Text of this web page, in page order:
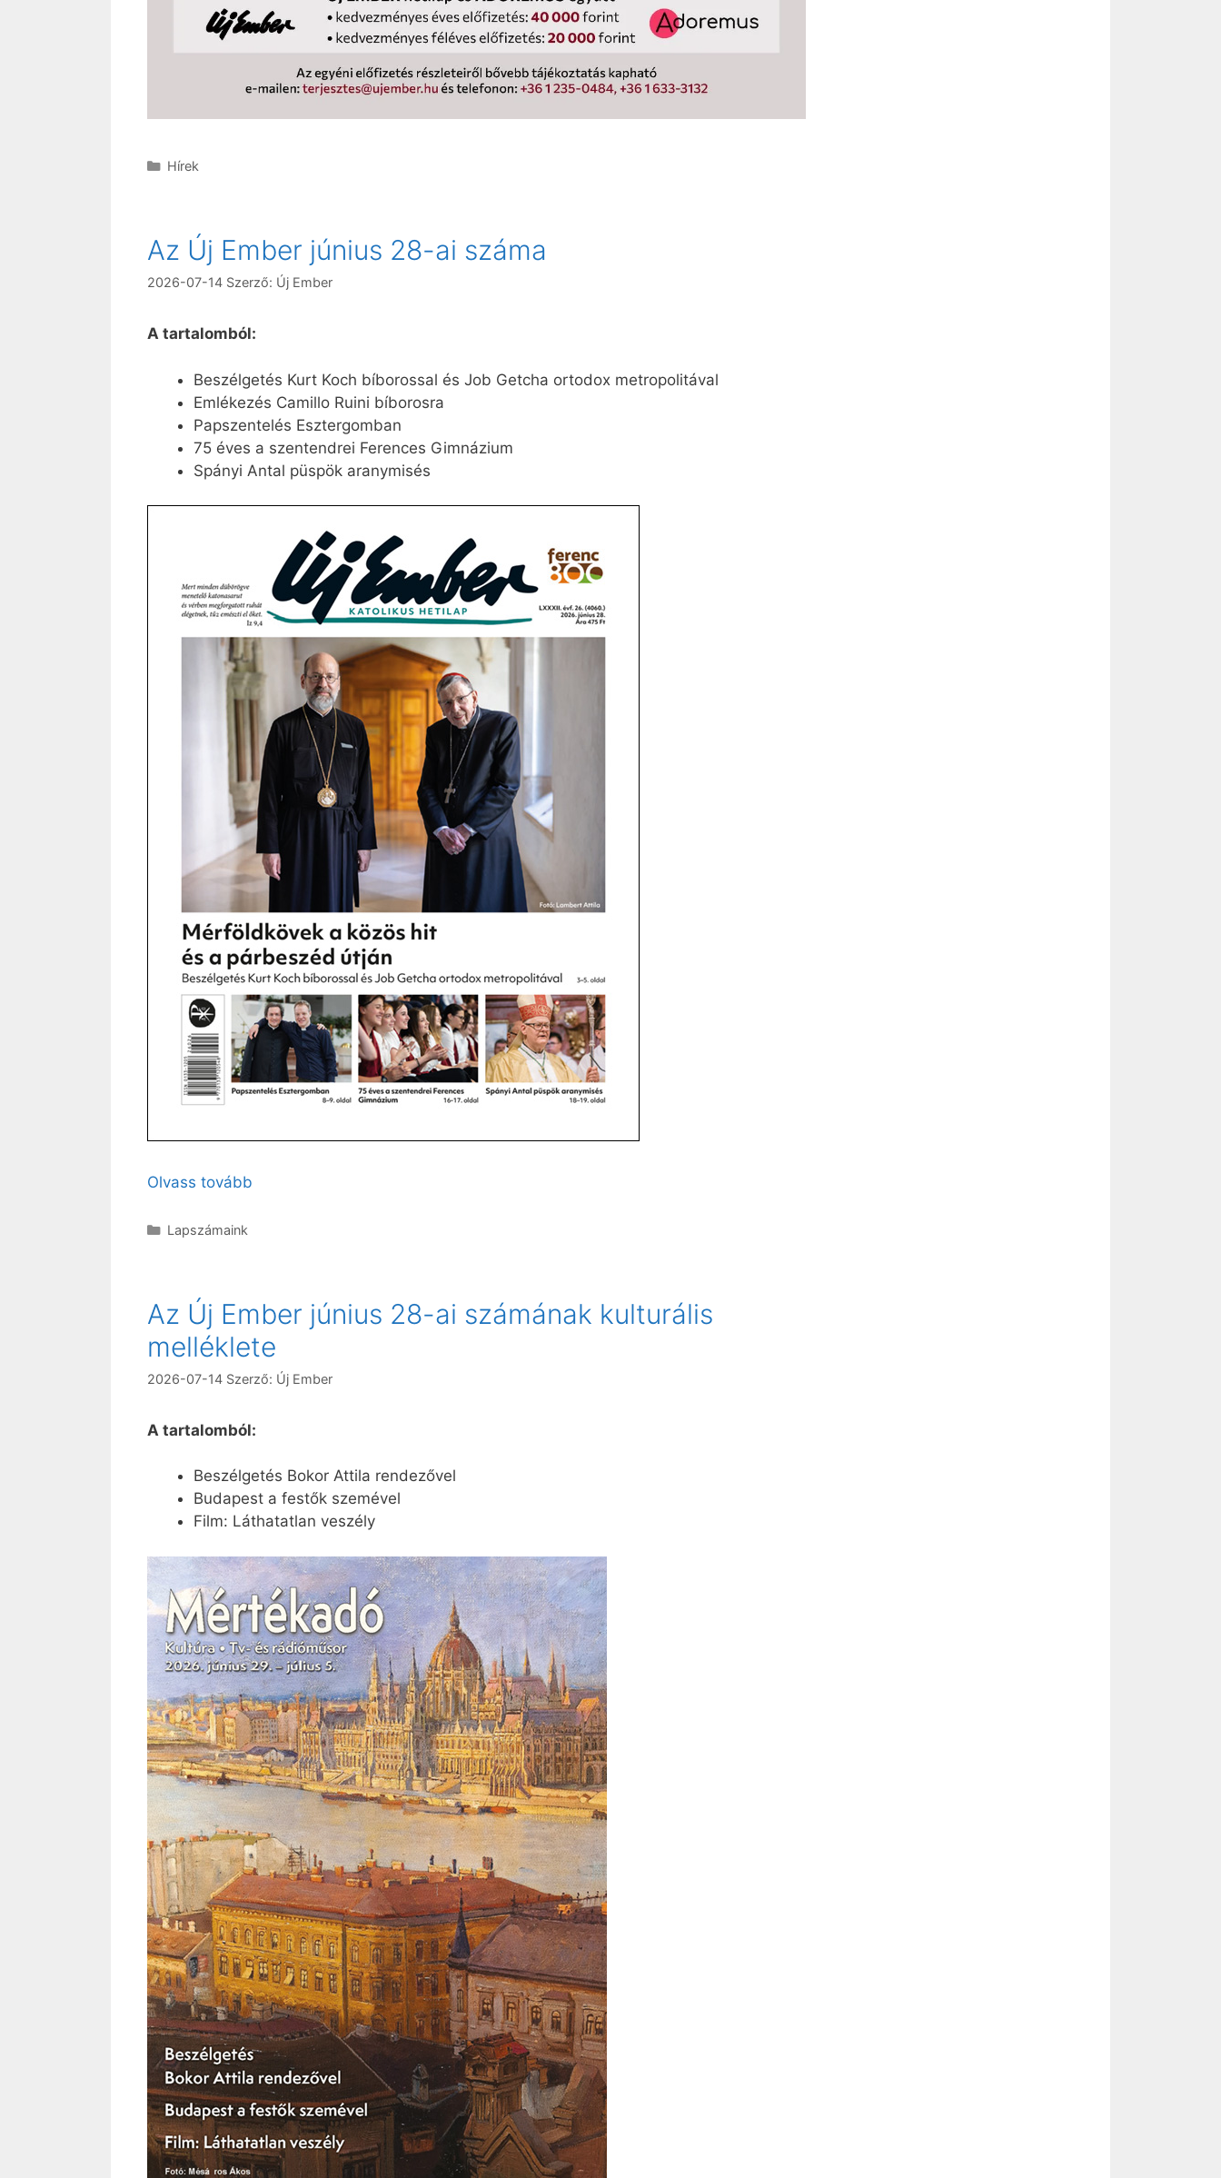
Kategória
Hírek
Az Új Ember június 28-ai száma
2026-07-14 Szerző: Új Ember
A tartalomból:
Beszélgetés Kurt Koch bíborossal és Job Getcha ortodox metropolitával
Emlékezés Camillo Ruini bíborosra
Papszentelés Esztergomban
75 éves a szentendrei Ferences Gimnázium
Spányi Antal püspök aranymisés
Olvass tovább
Kategória
Lapszámaink
Az Új Ember június 28-ai számának kulturális
melléklete
2026-07-14 Szerző: Új Ember
A tartalomból:
Beszélgetés Bokor Attila rendezővel
Budapest a festők szemével
Film: Láthatatlan veszély